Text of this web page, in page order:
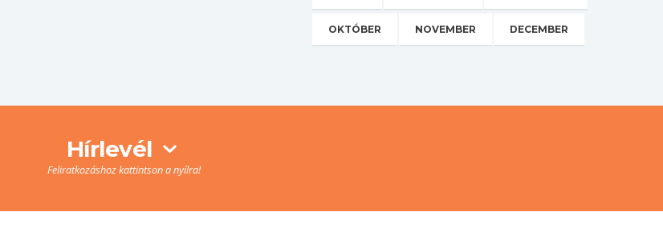
OKTÓBER NOVEMBER DECEMBER
Hírlevél
Feliratkozáshoz kattintson a nyílra!